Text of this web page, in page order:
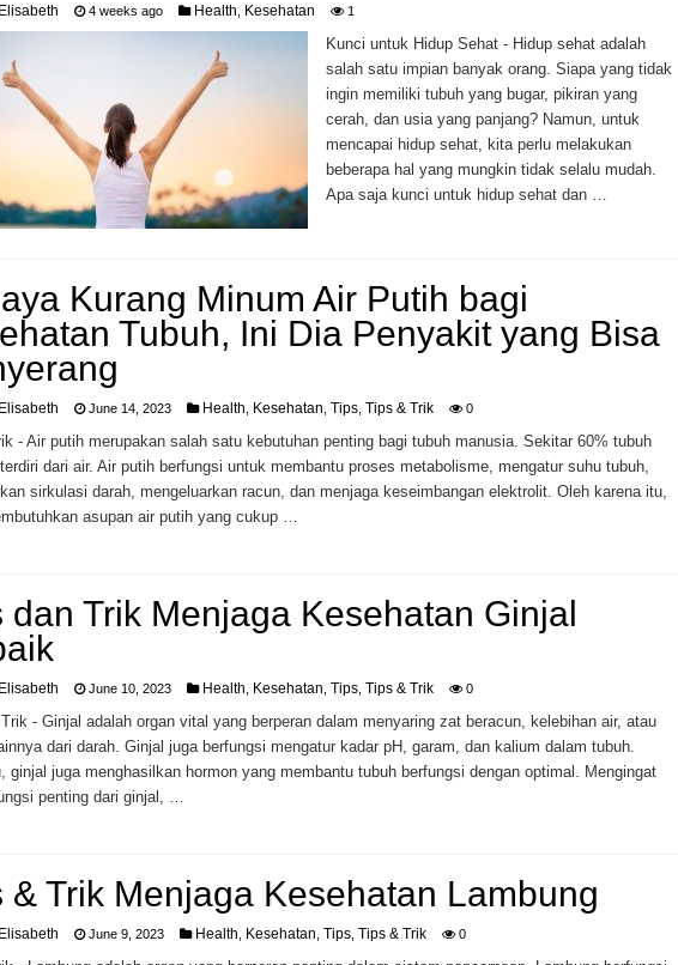
4 weeks ago Health Kesehatan 1
Kunci untuk Hidup Sehat - Hidup sehat adalah
salah satu impian banyak orang. Siapa yang tidak
ingin memiliki tubuh yang bugar, pikiran yang
cerah, dan usia yang panjang? Namun, untuk
mencapai hidup sehat, kita perlu melakukan
beberapa hal yang mungkin tidak selalu mudah.
Apa saja kunci untuk hidup sehat dan …
Kurang Minum Air Putih bagi
Tubuh, Ini Dia Penyakit yang Bisa
June 14, 2023 Health Kesehatan Tips, Tips & Trik 0
- Air putih merupakan salah satu kebutuhan penting bagi tubuh manusia. Sekitar 60% tubuh
dari air. Air putih berfungsi untuk membantu proses metabolisme, mengatur suhu tubuh,
sirkulasi darah, mengeluarkan racun, dan menjaga keseimbangan elektrolit. Oleh karena itu,
asupan air putih yang cukup …
dan Trik Menjaga Kesehatan Ginjal
June 10, 2023 Health Kesehatan Tips, Tips & Trik 0
- Ginjal adalah organ vital yang berperan dalam menyaring zat beracun, kelebihan air, atau
dari darah. Ginjal juga berfungsi mengatur kadar pH, garam, dan kalium dalam tubuh.
ginjal juga menghasilkan hormon yang membantu tubuh berfungsi dengan optimal. Mengingat
penting dari ginjal, …
& Trik Menjaga Kesehatan Lambung
June 9, 2023 Health Kesehatan Tips, Tips & Trik 0